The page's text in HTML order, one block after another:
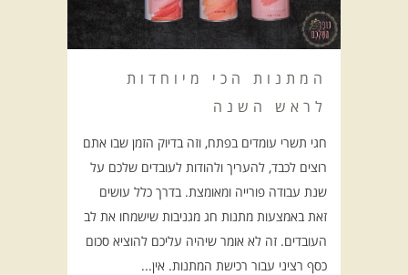
המתנות הכי מיוחדות
לראש השנה
חגי תשרי עומדים בפתח, וזה בדיוק הזמן שבו אתם
רוצים לכבד, להעריך ולהודות לעובדים שלכם על
שנת עבודה פורייה ומאומצת. בדרך כלל עושים
זאת באמצעות מתנות חג מגניבות שישמחו את לב
העובדים. זה לא אומר שיהיה עליכם להוציא סכום
כסף רציני עבור רכישת המתנות. אין...